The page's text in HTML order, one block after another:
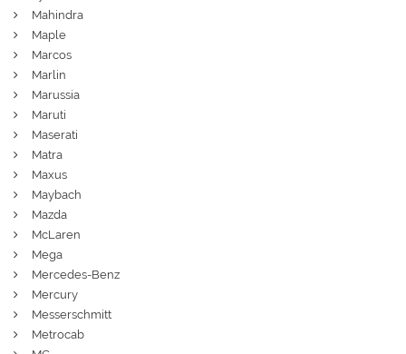
Mahindra
Maple
Marcos
Marlin
Marussia
Maruti
Maserati
Matra
Maxus
Maybach
Mazda
McLaren
Mega
Mercedes-Benz
Mercury
Messerschmitt
Metrocab